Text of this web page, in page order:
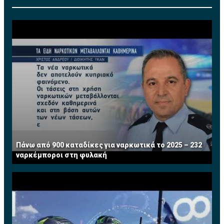
Πάνω από 900 καταδίκες για ναρκωτικά το 2025 – 232
ναρκέμποροι στη φυλακή